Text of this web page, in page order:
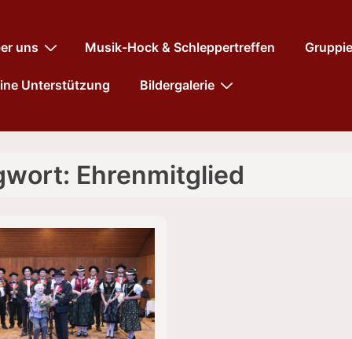
uns Musik-Hock & Schleppertreffen
Unterstützung Bildergalerie
Ehrenmitglied